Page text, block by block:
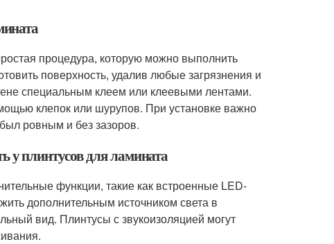
процедура, которую можно выполнить
поверхность, удалив любые загрязнения и
специальным клеем или клеевыми лентами.
клепок или шурупов. При установке важно
ровным и без зазоров.
у плинтусов для ламината
функции, такие как встроенные LED-
дополнительным источником света в
вид. Плинтусы с звукоизоляцией могут